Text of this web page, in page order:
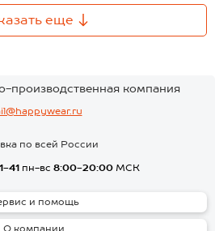
еще
производственная компания
по всей России
41 пн-вс 8:00-20:00 МСК
и помощь
О компании